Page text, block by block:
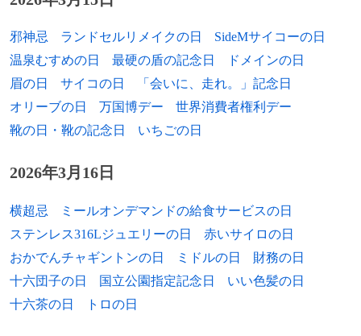
1964年 村山斉、物理学者
1964年 山岡龍孔、CG写真作家
1965年 遠藤みやこ、声優
1965年 山崎和佳奈、声優
1965年
ティム・マッキントッシュ、元プロ野球選
1966年
立川智也、作曲家、編曲家、音楽プロデュ
1967年 岡浩也、元俳優
邪神忌 ランドセルリメイクの日
SideMサイコーの日
温泉むすめの日
最硬の盾の記念日
ドメインの日
眉の日
サイコの日
「会いに、走れ。」記念日
オリーブの日
万国博デー
世界消費者権利デー
靴の日・靴の記念日
いちごの日
2026年3月16日
横超忌
ミールオンデマンドの給食サービスの日
ステンレス316Lジュエリーの日
赤いサイロの日
おかでんチャギントンの日
ミドルの日
財務の日
十六団子の日
国立公園指定記念日
いい色髪の日
十六茶の日
トロの日